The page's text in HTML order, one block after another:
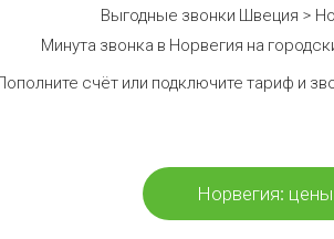
Выгодные звонки Швеция >
Минута звонка в Норвегия на
счёт или подключите тариф и
Норвегия: